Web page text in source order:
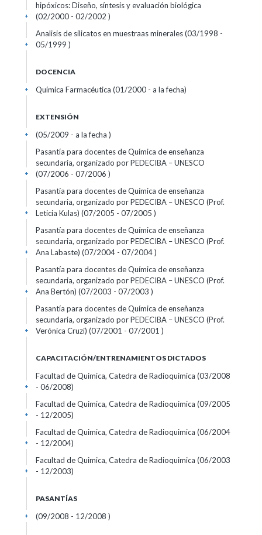
hipóxicos: Diseño, síntesis y evaluación biológica
(02/2000 - 02/2002 )
+
Analisis de silicatos en muestraas minerales (03/1998 -
05/1999 )
+
DOCENCIA
Química Farmacéutica (01/2000 - a la fecha)
+
EXTENSIÓN
(05/2009 - a la fecha )
+
Pasantía para docentes de Química de enseñanza
secundaria, organizado por PEDECIBA – UNESCO
(07/2006 - 07/2006 )
+
Pasantía para docentes de Química de enseñanza
secundaria, organizado por PEDECIBA – UNESCO (Prof.
Leticia Kulas) (07/2005 - 07/2005 )
+
Pasantía para docentes de Química de enseñanza
secundaria, organizado por PEDECIBA – UNESCO (Prof.
Ana Labaste) (07/2004 - 07/2004 )
+
Pasantía para docentes de Química de enseñanza
secundaria, organizado por PEDECIBA – UNESCO (Prof.
Ana Bertón) (07/2003 - 07/2003 )
+
Pasantía para docentes de Química de enseñanza
secundaria, organizado por PEDECIBA – UNESCO (Prof.
Verónica Cruzi) (07/2001 - 07/2001 )
+
CAPACITACIÓN/ENTRENAMIENTOS DICTADOS
Facultad de Quimica, Catedra de Radioquimica (03/2008
- 06/2008)
+
Facultad de Quimica, Catedra de Radioquimica (09/2005
- 12/2005)
+
Facultad de Quimica, Catedra de Radioquimica (06/2004
- 12/2004)
+
Facultad de Quimica, Catedra de Radioquimica (06/2003
- 12/2003)
+
PASANTÍAS
(09/2008 - 12/2008 )
+